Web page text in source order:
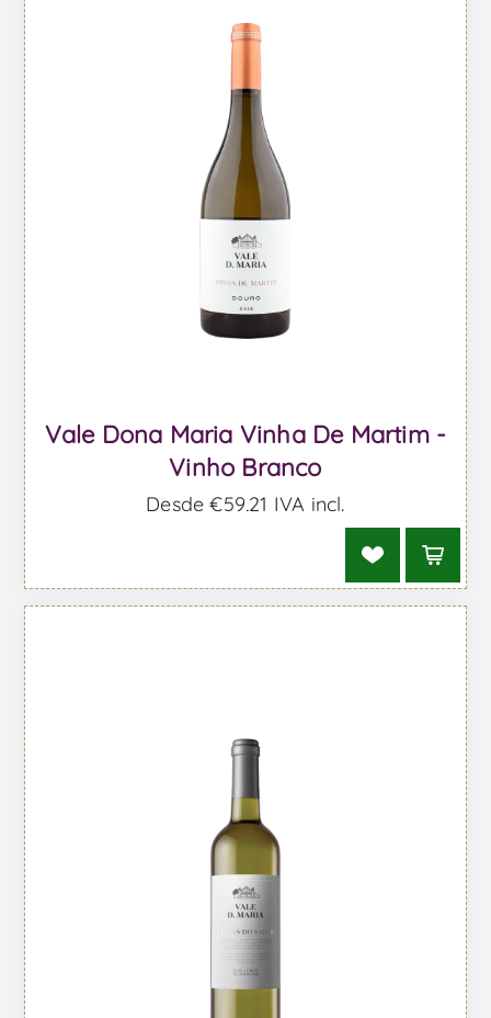
Vale Dona Maria Vinha De Martim -
Vinho Branco
Desde €59,21 IVA incl.